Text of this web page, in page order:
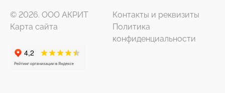
© 2026. ООО АКРИТ
Контакты и реквизиты
Карта сайта
Политика
конфиденциальности